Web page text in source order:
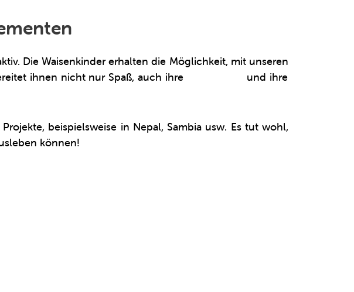
Die Waisenkinder erhalten die Möglichkeit, mit unseren
ihnen nicht nur Spaß, auch ihre
und ihre
beispielsweise in Nepal, Sambia usw. Es tut wohl,
können!